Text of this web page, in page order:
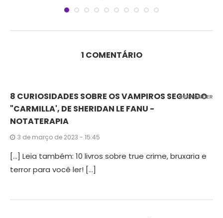
1 COMENTÁRIO
8 CURIOSIDADES SOBRE OS VAMPIROS SEGUNDO
"CARMILLA', DE SHERIDAN LE FANU -
NOTATERAPIA
3 de março de 2023 - 15:45
[…] Leia também: 10 livros sobre true crime, bruxaria e
terror para você ler! […]
RESPONDER